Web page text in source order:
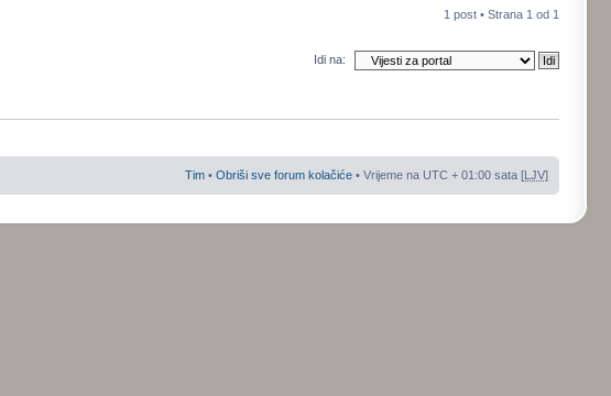
1 post • Strana 1 od 1
Idi na:
Tim• Obriši sve forum kolačiće• Vrijeme na UTC + 01:00 sata [LJV]